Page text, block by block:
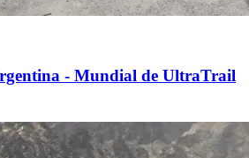
- Mundial de UltraTrail